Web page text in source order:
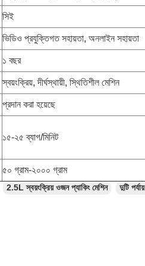
সিই
ভিডিও প্রযুক্তিগত সহায়তা, অনলাইন সহায়তা
১ বছর
স্বয়ংক্রিয়, দীর্ঘস্থায়ী, স্থিতিশীল মেশিন
প্রদান করা হয়েছে
১৫-২৫ ব্যাগ/মিনিট
৫০ গ্রাম-২০০০ গ্রাম
2.5L স্বয়ংক্রিয় ওজন প্যাকিং মেশিন দুটি